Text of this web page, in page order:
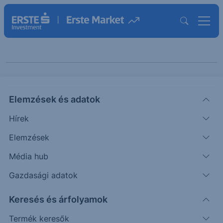
Elemzések és adatok
Hírek
Elemzések
Média hub
Gazdasági adatok
Keresés és árfolyamok
Termék keresők
témában
Profitot realizálunk az arany shorton
Bő egy héttel ezelőtt 1600 dollár mellett javasoltuk az